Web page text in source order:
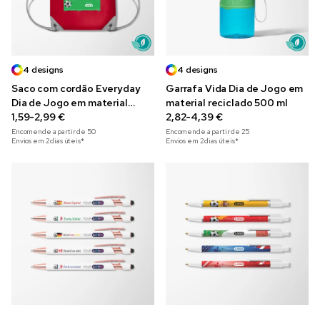
4 designs
Saco com cordão Everyday
Dia de Jogo em material
reciclado
1,59-2,99 €
Encomende a partir de 50
Envios em 2 dias úteis*
4 designs
Garrafa Vida Dia de Jogo em
material reciclado 500 ml
2,82-4,39 €
Encomende a partir de 25
Envios em 2 dias úteis*